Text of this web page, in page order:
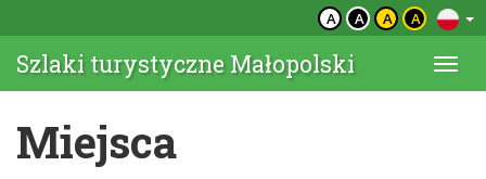
A A A A
Szlaki turystyczne Małopolski
Miejsca